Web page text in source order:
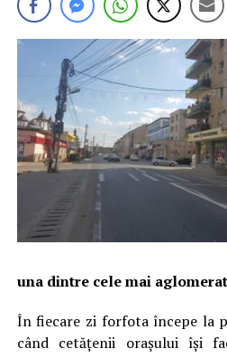
una dintre cele mai
În fiecare zi forfota începe la
când cetățenii orașului își